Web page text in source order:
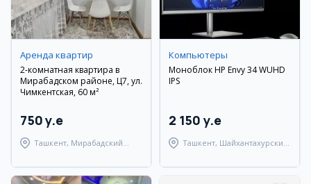
Аренда квартир
2-комнатная квартира в
Мирабадском районе, Ц7, ул.
Чимкентская, 60 м²
750 y.e
Ташкент, Мирабадский
Компьютеры
Моноблок HP Envy 34 WUHD
IPS
2 150 y.e
Ташкент, Шайхантахурский